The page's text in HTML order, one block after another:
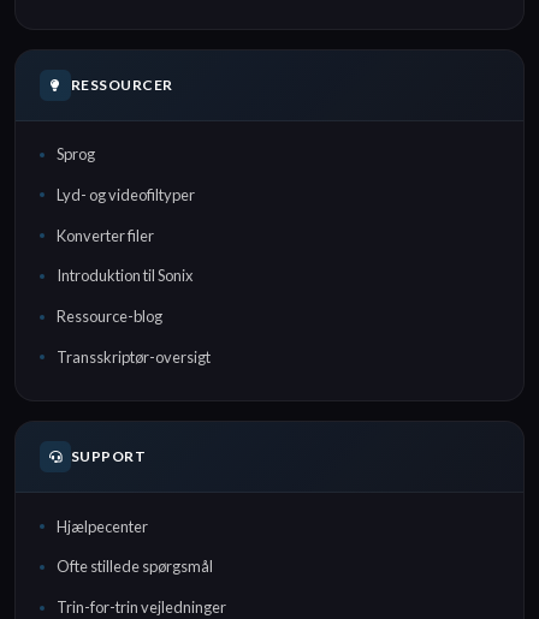
RESSOURCER
Sprog
Lyd- og videofiltyper
Konverter filer
Introduktion til Sonix
Ressource-blog
Transskriptør-oversigt
SUPPORT
Hjælpecenter
Ofte stillede spørgsmål
Trin-for-trin vejledninger